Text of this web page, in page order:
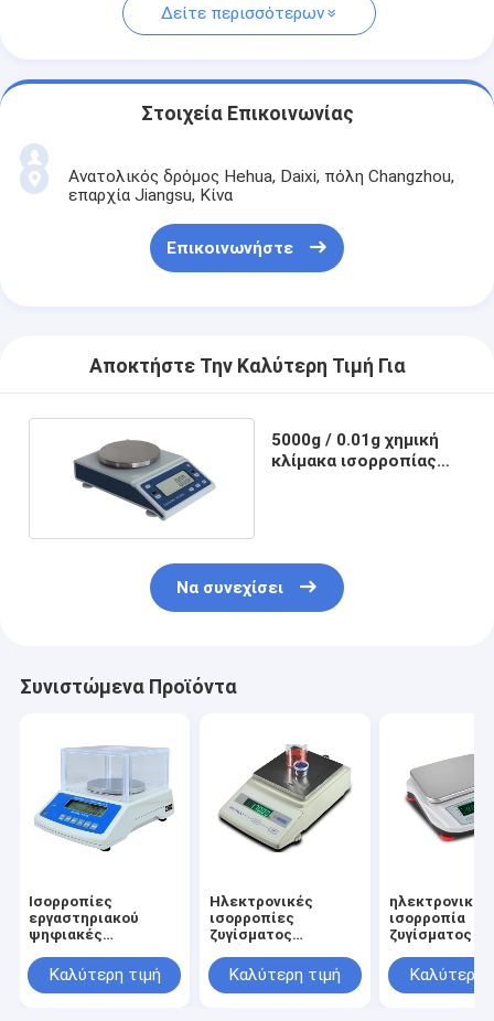
Δείτε περισσότερων
Στοιχεία Επικοινωνίας
Ανατολικός δρόμος Hehua, Daixi, πόλη Changzhou,
επαρχία Jiangsu, Κίνα
Επικοινωνήστε
Αποκτήστε Την Καλύτερη Τιμή Για
5000g / 0.01g χημική
κλίμακα ισορροπίας
Να συνεχίσει
Συνιστώμενα Προϊόντα
Ισορροπίες
εργαστηριακού
ψηφιακές
Καλύτερη τιμή
Ηλεκτρονικές
ισορροπίες
ζυγίσματος
Καλύτερη τιμή
ηλεκτρονική
ισορροπία
ζυγίσματος
Καλύτερη